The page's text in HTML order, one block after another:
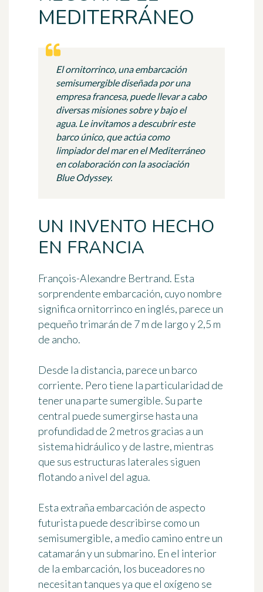
MEDITERRÁNEO
El ornitorrinco, una embarcación
semisumergible diseñada por una
empresa francesa, puede llevar a cabo
diversas misiones sobre y bajo el
agua. Le invitamos a descubrir este
barco único, que actúa como
limpiador del mar en el Mediterráneo
en colaboración con la asociación
Blue Odyssey.
UN INVENTO HECHO
EN FRANCIA
François-Alexandre Bertrand. Esta
sorprendente embarcación, cuyo nombre
significa ornitorrinco en inglés, parece un
pequeño trimarán de 7 m de largo y 2,5 m
de ancho.
Desde la distancia, parece un barco
corriente. Pero tiene la particularidad de
tener una parte sumergible. Su parte
central puede sumergirse hasta una
profundidad de 2 metros gracias a un
sistema hidráulico y de lastre, mientras
que sus estructuras laterales siguen
flotando a nivel del agua.
Esta extraña embarcación de aspecto
futurista puede describirse como un
semisumergible, a medio camino entre un
catamarán y un submarino. En el interior
de la embarcación, los buceadores no
necesitan tanquesya que el oxígeno se